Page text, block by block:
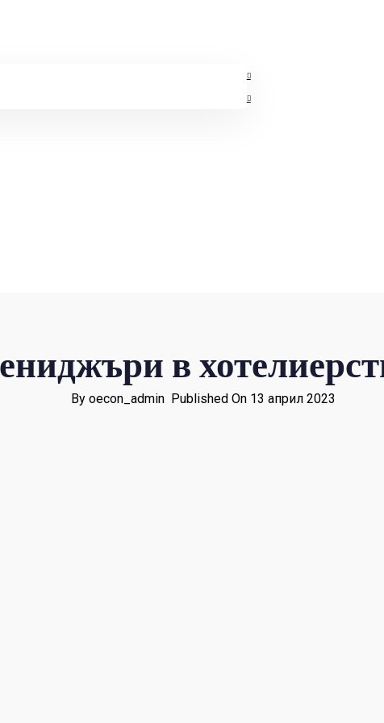
в
By oecon_admin Published On 13 април 2023